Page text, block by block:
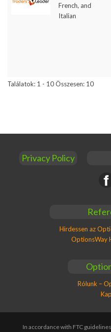
French, and
Italian
Találatok: 1 - 10 Összesen: 10
Privacy Policy
Hirdessen az
OptionsWay
Rólunk –
In accordance with FTC